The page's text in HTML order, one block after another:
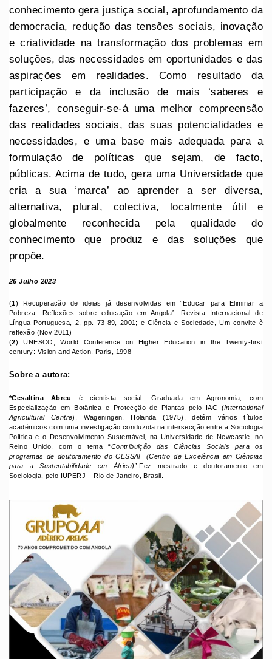
conhecimento gera justiça social, aprofundamento da
democracia, redução das tensões sociais, inovação
e criatividade na transformação dos problemas em
soluções, das necessidades em oportunidades e das
aspirações em realidades. Como resultado da
participação e da inclusão de mais ‘saberes e
fazeres’, conseguir-se-á uma melhor compreensão
das realidades sociais, das suas potencialidades e
necessidades, e uma base mais adequada para a
formulação de políticas que sejam, de facto,
públicas. Acima de tudo, gera uma Universidade que
cria a sua ‘marca’ ao aprender a ser diversa,
alternativa, plural, colectiva, localmente útil e
globalmente reconhecida pela qualidade do
conhecimento que produz e das soluções que
propõe.
26 Julho 2023
(1) Recuperação de ideias já desenvolvidas em “Educar para Eliminar a
Pobreza. Reflexões sobre educação em Angola”. Revista Internacional de
Língua Portuguesa, 2, pp. 73-89, 2001; e Ciência e Sociedade, Um convite è
reflexão (Nov 2011)
(2) UNESCO, World Conference on Higher Education in the Twenty-first
century: Vision and Action. Paris, 1998
Sobre a autora:
*Cesaltina Abreu
é cientista social. Graduada em Agronomia, com
Especialização em Botânica e Protecção de Plantas pelo IAC (International
Agricultural Centre), Wageningen, Holanda (1975), detém vários títulos
académicos com uma investigação conduzida na intersecção entre a Sociologia
Política e o Desenvolvimento Sustentável, na Universidade de Newcastle, no
Reino Unido, com o tema “Contribuição das Ciências Sociais para os
programas de doutoramento do CESSAF (Centro de Excelência em Ciências
para a Sustentabilidade em África)”.Fez mestrado e doutoramento em
Sociologia, pelo IUPERJ – Rio de Janeiro, Brasil.